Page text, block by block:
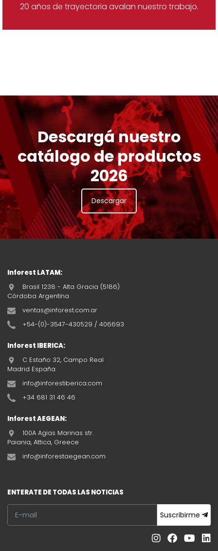
20 años de trayectoria avalan nuestro trabajo.
Descargá nuestro
catálogo de productos
2026
Descargar
Inforest LATAM:
Brasil 1238 - Alta Gracia (5186)
Córdoba Argentina
ventas@inforest.com.ar
+54-(0)-3547-430529 / 406693
Inforest IBERICA:
C Estaño 32, Campo Real
Madrid España
info@inforestiberica.com
+34 681 31 46 46
Inforest AEGEAN:
100A Agias Marinas str.
Paiania, Attica, Greece
info@inforestaegean.com
ENTERATE DE TODAS LAS NOTICIAS
Suscribirme